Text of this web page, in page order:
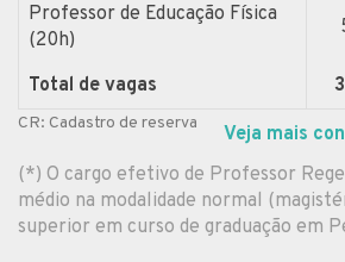
Professor de Educação Física
(20h)
Total de vagas
CR: Cadastro de reserva Veja mais
(*) O cargo efetivo de Professor
médio na modalidade normal
superior em curso de graduação em